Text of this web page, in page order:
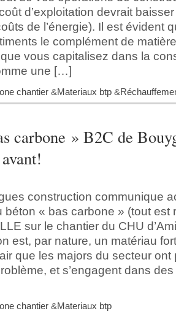
d’exploitation devrait
de l’énergie). Il est évident
le complément de
que vous capitalisez dans la
une […]
chantier &Materiaux btp &
carbone » B2C de
construction communique
béton « bas carbone » (tout est
sur le chantier du CHU
est, par nature, un matériau
que les majors du secteur ont
et s’engagent dans
chantier &Materiaux btp